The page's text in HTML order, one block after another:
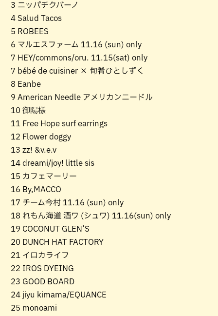
3 ニッパチクバーノ
4 Salud Tacos
5 ROBEES
6 マルエスファーム 11.16 (sun) only
7 HEY/commons/oru. 11.15(sat) only
7 bébé de cuisiner × 旬肴ひとしずく
8 Eanbe
9 American Needle アメリカンニードル
10 御陽様
11 Free Hope surf earrings
12 Flower doggy
13 zz! &v.e.v
14 dreami/joy! little sis
15 カフェマーリー
16 By,MACCO
17 チーム今村 11.16 (sun) only
18 れもん海道 酒ワ (シュワ) 11.16(sun) only
19 COCONUT GLEN’S
20 DUNCH HAT FACTORY
21 イロカライフ
22 IROS DYEING
23 GOOD BOARD
24 jiyu kimama/EQUANCE
25 monoami